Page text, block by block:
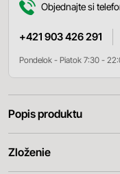
Objednajte si
+421 903 426 291
Pondelok - Piatok 7:30 -
Popis produktu
Zloženie